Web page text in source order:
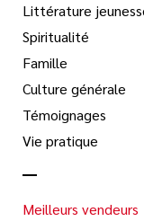
Littérature
Spiritualité
Famille
Culture générale
Témoignages
Vie pratique
Meilleurs vendeurs